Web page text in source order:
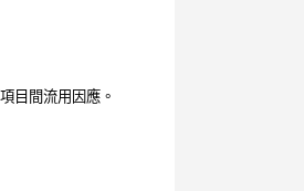
目間流用因應。